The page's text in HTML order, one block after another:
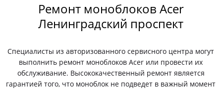
Ремонт моноблоков Acer
Ленинградский проспект
Специалисты из авторизованного сервисного центра могут
выполнить ремонт моноблоков Acer или провести их
обслуживание. Высококачественный ремонт является
гарантией того, что моноблок не подведет в важный момент